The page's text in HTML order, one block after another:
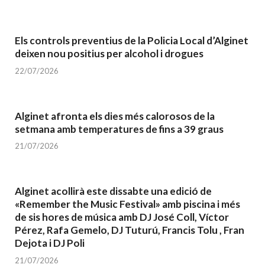
Els controls preventius de la Policia Local d’Alginet
deixen nou positius per alcohol i drogues
22/07/2026
Alginet afronta els dies més calorosos de la
setmana amb temperatures de fins a 39 graus
21/07/2026
Alginet acollirà este dissabte una edició de
«Remember the Music Festival» amb piscina i més
de sis hores de música amb DJ José Coll, Víctor
Pérez, Rafa Gemelo, DJ Tuturú, Francis Tolu , Fran
Dejota i DJ Poli
21/07/2026